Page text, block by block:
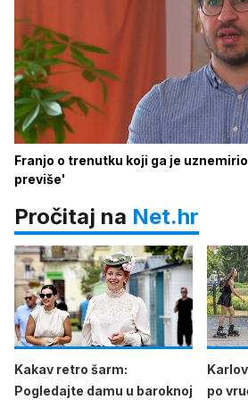
Franjo o trenutku koji ga je
previše'
Pročitaj na Net.hr
Kakav retro šarm:
Pogledajte damu u baroknoj
po